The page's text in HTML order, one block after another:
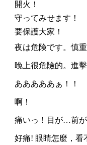
開火！
守ってみせます！
要保護大家！
夜は危険です。慎
晚上很危險的。進
あああああぁ！！
啊！
痛いっ！目が…前
好痛! 眼睛怎麼，看